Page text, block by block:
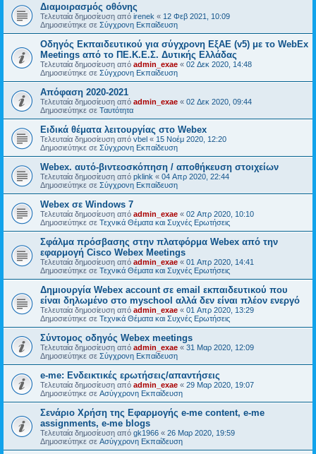
Διαμοιρασμός οθόνης
Τελευταία δημοσίευση από irenek « 12 Φεβ 2021, 10:09
Δημοσιεύτηκε σε Σύγχρονη Εκπαίδευση
Oδηγός Eκπαιδευτικού για σύγχρονη ΕξΑΕ (v5) με το WebEx
Meetings από το ΠΕ.Κ.Ε.Σ. Δυτικής Ελλάδας
Τελευταία δημοσίευση από admin_exae « 02 Δεκ 2020, 14:48
Δημοσιεύτηκε σε Σύγχρονη Εκπαίδευση
Απόφαση 2020-2021
Τελευταία δημοσίευση από admin_exae « 02 Δεκ 2020, 09:44
Δημοσιεύτηκε σε Ταυτότητα
Ειδικά θέματα λειτουργίας στο Webex
Τελευταία δημοσίευση από vbel « 15 Νοέμ 2020, 12:20
Δημοσιεύτηκε σε Σύγχρονη Εκπαίδευση
Webex. αυτό-βιντεοσκόπηση / αποθήκευση στοιχείων
Τελευταία δημοσίευση από pklink « 04 Απρ 2020, 22:44
Δημοσιεύτηκε σε Σύγχρονη Εκπαίδευση
Webex σε Windows 7
Τελευταία δημοσίευση από admin_exae « 02 Απρ 2020, 10:10
Δημοσιεύτηκε σε Τεχνικά Θέματα και Συχνές Ερωτήσεις
Σφάλμα πρόσβασης στην πλατφόρμα Webex από την
εφαρμογή Cisco Webex Meetings
Τελευταία δημοσίευση από admin_exae « 01 Απρ 2020, 14:41
Δημοσιεύτηκε σε Τεχνικά Θέματα και Συχνές Ερωτήσεις
Δημιουργία Webex account σε email εκπαιδευτικού που
είναι δηλωμένο στο myschool αλλά δεν είναι πλέον ενεργό
Τελευταία δημοσίευση από admin_exae « 01 Απρ 2020, 13:29
Δημοσιεύτηκε σε Τεχνικά Θέματα και Συχνές Ερωτήσεις
Σύντομος οδηγός Webex meetings
Τελευταία δημοσίευση από admin_exae « 31 Μαρ 2020, 12:09
Δημοσιεύτηκε σε Σύγχρονη Εκπαίδευση
e-me: Ενδεικτικές ερωτήσεις/απαντήσεις
Τελευταία δημοσίευση από admin_exae « 29 Μαρ 2020, 19:07
Δημοσιεύτηκε σε Ασύγχρονη Εκπαίδευση
Σενάριο Χρήση της Εφαρμογής e-me content, e-me
assignments, e-me blogs
Τελευταία δημοσίευση από gk1966 « 26 Μαρ 2020, 19:59
Δημοσιεύτηκε σε Ασύγχρονη Εκπαίδευση